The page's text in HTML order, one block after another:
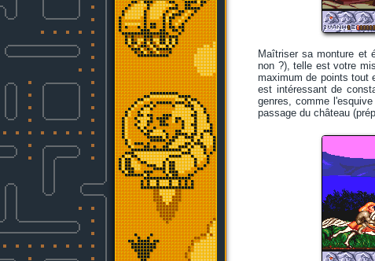
Maîtriser sa monture et
non ?), telle est votre
maximum de points tout
est intéressant de
genres, comme
passage du château